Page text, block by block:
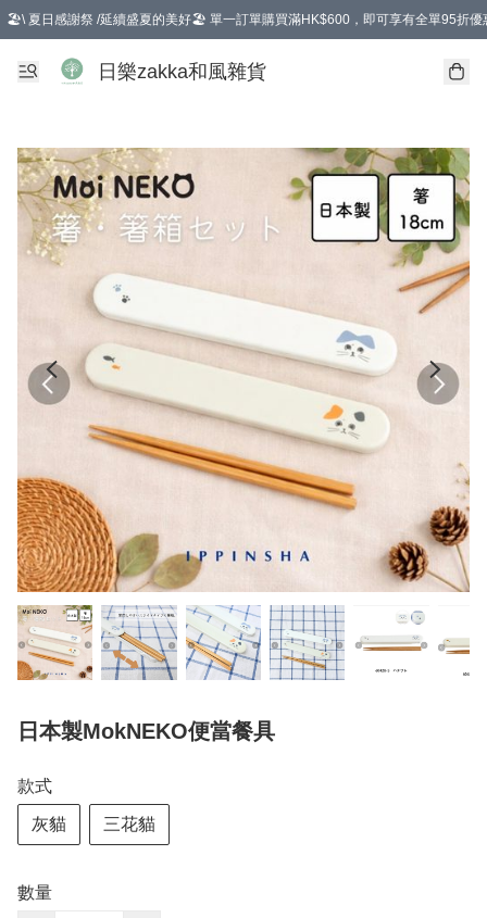
🏖️\ 夏日感謝祭 /延續盛夏的美好🏖️ 單一訂單購買滿HK$600，即可享有全單95折優
選擇GoGoX住宅/工商地址配送，單一訂單消費購物滿HK$680(折扣後），可享有
日樂zakka和風雜貨
日本製MokNEKO便當餐具
款式
灰貓 三花貓
數量